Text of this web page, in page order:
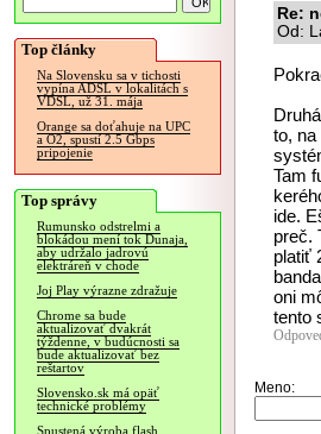
Top články
Na Slovensku sa v tichosti
vypína ADSL v lokalitách s
VDSL, už 31. mája
Orange sa doťahuje na UPC
a O2, spustí 2.5 Gbps
pripojenie
Top správy
Rumunsko odstrelmi a
blokádou mení tok Dunaja,
aby udržalo jadrovú
elektráreň v chode
Joj Play výrazne zdražuje
Chrome sa bude
aktualizovať dvakrát
týždenne, v budúcnosti sa
bude aktualizovať bez
reštartov
Slovensko.sk má opäť
technické problémy
Spustená výroba flash
Re:
Od:
to,
Tam
ide.
preč.
platiť
oni
tento
Meno: